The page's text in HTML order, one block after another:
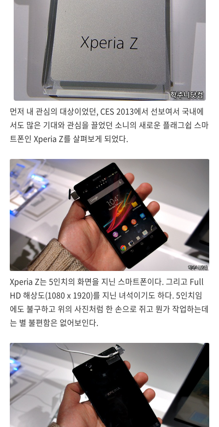
먼저 내 관심의 대상이었던, CES 2013에서 선보여서 국내에
서도 많은 기대와 관심을 끌었던 소니의 새로운 플래그쉽 스마
트폰인 Xperia Z를 살펴보게 되었다.
Xperia Z는 5인치의 화면을 지닌 스마트폰이다. 그리고 Full
HD 해상도(1080 x 1920)를 지닌 녀석이기도 하다. 5인치임
에도 불구하고 위의 사진처럼 한 손으로 쥐고 뭔가 작업하는데
는 별 불편함은 없어보인다.